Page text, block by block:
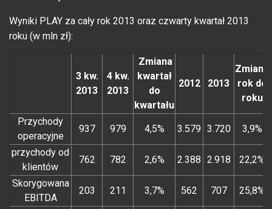
Wyniki PLAY za cały rok 2013 oraz czwarty kwartał 2013
roku (w mln zł):
3 kw.
2013
4 kw.
2013
Zmiana
kwartał
do
kwartału
2012 2013
Zmiana
rok do
roku
Przychody
operacyjne
937 979 4,5% 3.579 3.720 3,9%
przychody od
klientów
762 782 2,6% 2.388 2.918 22,2%
Skorygowana
EBITDA
203 211 3,7% 562 707 25,8%